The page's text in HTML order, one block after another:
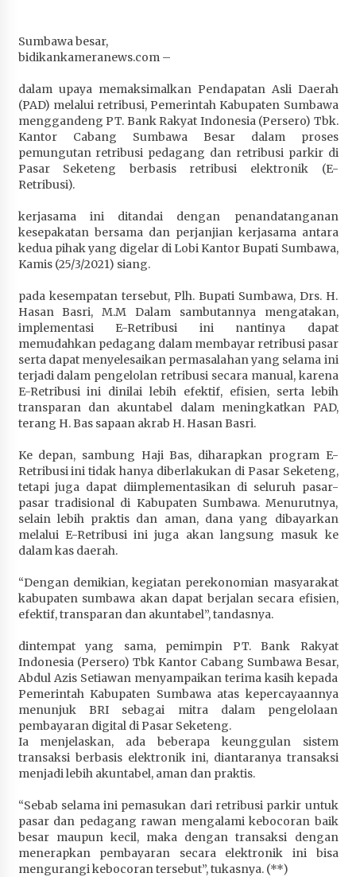
Prestasi Nasional, Polwan Polres Sumbawa
Bripda Vanesa Aprilia Renyaan, Sabet Juara II
4 minggu ago
Sekretaris Bapperida, Dwi Rahayu, ST,. MM,.
Pimpin Rakor Aksi Konvergensi Percepatan
Penurunan Stunting di Sumbawa
4 minggu ago
Pandangan Fraksi – Fraksi DPRD Sumbawa
4 minggu ago
Bupati Sumbawa Lepas 487 Atlet dari Berbagai
Cabor yang Akan Berjuang pada PORPROV XII
NTB 2026
4 minggu ago
BAZNAS Kabupaten Sumbawa Salurkan Bantuan
Program 100 Mustahik Per Desa di Desa Teluk
Santong
4 minggu ago
Pelatihan PDPP 2026 Bali
4 minggu ago
Terapkan “Polantas Menyapa”, Satlantas Polres
Sumbawa Berupaya Wujudkan Pelayanan
Kepolisian yang Profesional
Capaian Program Pemerintah Kabupaten
Sumbawa Terus Dirasakan Masyarakat
Sumbawa besar,
bidikankameranews.com –
dalam upaya memaksimalkan Pendapatan Asli Daerah
(PAD) melalui retribusi, Pemerintah Kabupaten Sumbawa
menggandeng PT. Bank Rakyat Indonesia (Persero) Tbk.
Kantor Cabang Sumbawa Besar dalam proses
pemungutan retribusi pedagang dan retribusi parkir di
Pasar Seketeng berbasis retribusi elektronik (E-
Retribusi).
kerjasama ini ditandai dengan penandatanganan
kesepakatan bersama dan perjanjian kerjasama antara
kedua pihak yang digelar di Lobi Kantor Bupati Sumbawa,
Kamis (25/3/2021) siang.
pada kesempatan tersebut, Plh. Bupati Sumbawa, Drs. H.
Hasan Basri, M.M Dalam sambutannya mengatakan,
implementasi E-Retribusi ini nantinya dapat
memudahkan pedagang dalam membayar retribusi pasar
serta dapat menyelesaikan permasalahan yang selama ini
terjadi dalam pengelolan retribusi secara manual, karena
E-Retribusi ini dinilai lebih efektif, efisien, serta lebih
transparan dan akuntabel dalam meningkatkan PAD,
terang H. Bas sapaan akrab H. Hasan Basri.
Ke depan, sambung Haji Bas, diharapkan program E-
Retribusi ini tidak hanya diberlakukan di Pasar Seketeng,
tetapi juga dapat diimplementasikan di seluruh pasar-
pasar tradisional di Kabupaten Sumbawa. Menurutnya,
selain lebih praktis dan aman, dana yang dibayarkan
melalui E-Retribusi ini juga akan langsung masuk ke
dalam kas daerah.
“Dengan demikian, kegiatan perekonomian masyarakat
kabupaten sumbawa akan dapat berjalan secara efisien,
efektif, transparan dan akuntabel”, tandasnya.
dintempat yang sama, pemimpin PT. Bank Rakyat
Indonesia (Persero) Tbk Kantor Cabang Sumbawa Besar,
Abdul Azis Setiawan menyampaikan terima kasih kepada
Pemerintah Kabupaten Sumbawa atas kepercayaannya
menunjuk BRI sebagai mitra dalam pengelolaan
pembayaran digital di Pasar Seketeng.
Ia menjelaskan, ada beberapa keunggulan sistem
transaksi berbasis elektronik ini, diantaranya transaksi
menjadi lebih akuntabel, aman dan praktis.
“Sebab selama ini pemasukan dari retribusi parkir untuk
pasar dan pedagang rawan mengalami kebocoran baik
besar maupun kecil, maka dengan transaksi dengan
menerapkan pembayaran secara elektronik ini bisa
mengurangi kebocoran tersebut”, tukasnya. (**)